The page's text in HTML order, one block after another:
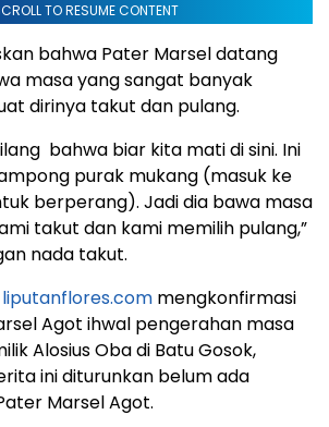
TO RESUME CONTENT
bahwa Pater Marsel datang
masa yang sangat banyak
dirinya takut dan pulang.
bahwa biar kita mati di sini. Ini
purak mukang (masuk ke
berperang). Jadi dia bawa masa
takut dan kami memilih pulang,”
nada takut.
liputanflores.com mengkonfirmasi
Agot ihwal pengerahan masa
Alosius Oba di Batu Gosok,
ini diturunkan belum ada
Marsel Agot.